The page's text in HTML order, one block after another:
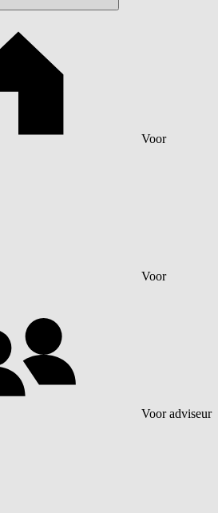
Voor
Voor
Voor adviseur